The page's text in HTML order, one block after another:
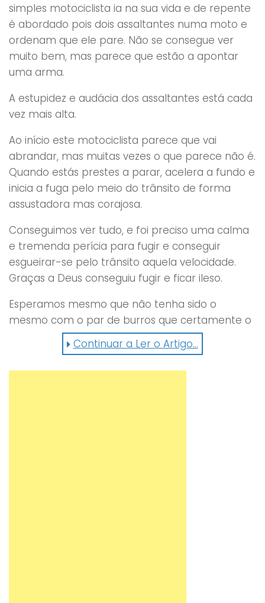
simples motociclista ia na sua vida e de repente
é abordado pois dois assaltantes numa moto e
ordenam que ele pare. Não se consegue ver
muito bem, mas parece que estão a apontar
uma arma.
A estupidez e audácia dos assaltantes está cada
vez mais alta.
Ao início este motociclista parece que vai
abrandar, mas muitas vezes o que parece não é.
Quando estás prestes a parar, acelera a fundo e
inicia a fuga pelo meio do trânsito de forma
assustadora mas corajosa.
Conseguimos ver tudo, e foi preciso uma calma
e tremenda perícia para fugir e conseguir
esgueirar-se pelo trânsito aquela velocidade.
Graças a Deus conseguiu fugir e ficar ileso.
Esperamos mesmo que não tenha sido o
mesmo com o par de burros que certamente o
tentaram seguir. É triste ver este tipo de
situações e quem sofra são aqueles que não
fazem mal a ninguém e tentam fazer mais pela
Continuar a Ler o Artigo...